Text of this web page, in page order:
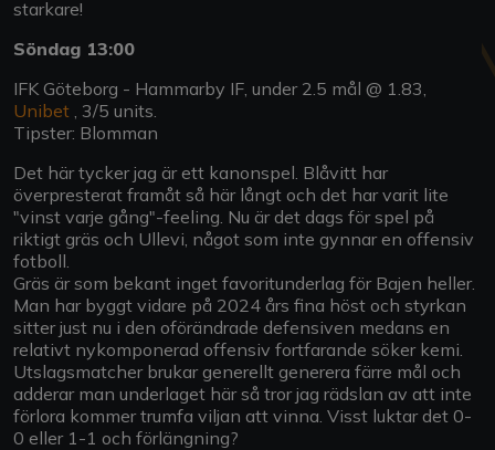
starkare!
Söndag 13:00
IFK Göteborg - Hammarby IF, under 2.5 mål @ 1.83,
Unibet , 3/5 units.
Tipster: Blomman
Det här tycker jag är ett kanonspel. Blåvitt har
överpresterat framåt så här långt och det har varit lite
"vinst varje gång"-feeling. Nu är det dags för spel på
riktigt gräs och Ullevi, något som inte gynnar en offensiv
fotboll.
Gräs är som bekant inget favoritunderlag för Bajen heller.
Man har byggt vidare på 2024 års fina höst och styrkan
sitter just nu i den oförändrade defensiven medans en
relativt nykomponerad offensiv fortfarande söker kemi.
Utslagsmatcher brukar generellt generera färre mål och
adderar man underlaget här så tror jag rädslan av att inte
förlora kommer trumfa viljan att vinna. Visst luktar det 0-
0 eller 1-1 och förlängning?